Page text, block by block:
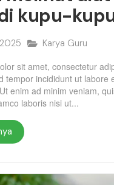
kupu-
Karya Guru
sit amet, consectetur
tempor incididunt ut labore
enim ad minim veniam,
laboris nisi ut...